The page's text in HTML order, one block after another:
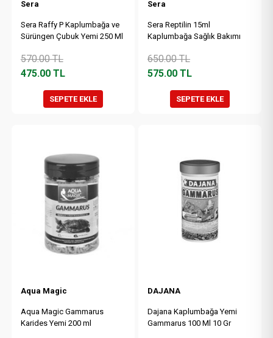
Sera
Sera Raffy P Kaplumbağa ve
Sürüngen Çubuk Yemi 250 Ml
570.00TL
475.00TL
SEPETE EKLE
Sera
Sera Reptilin 15ml
Kaplumbağa Sağlık Bakımı
650.00TL
575.00 TL
SEPETE EKLE
Aqua Magic
Aqua Magic Gammarus
Karides Yemi 200 ml
DAJANA
Dajana Kaplumbağa Yemi
Gammarus 100 Ml 10 Gr